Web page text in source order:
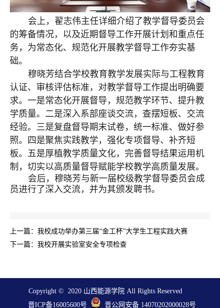
会上，翟志伟主任详细介绍了教学督导委员会
的筹备情况，以及近期督导工作开展计划和重点任
务，为常态化、规范化开展教学督导工作夯实基
础。
穆晓芳结合学校教育教学发展实际与工程教育
认证、审核评估标准，对教学督导工作提出明确要
求。一是常态化开展督导，规范教学环节、提升教
学质量。二是深入系部座谈交流，查摆短板、交流
经验。三是复盘督导期末试卷，统一标准、做好参
照。四是聚焦实践教学，强化专项督导、补齐短
板。五是厚植教学质量文化，完善督导结果运用机
制，切实以高质量督导赋能学校教学高质量发展。
会后，穆晓芳与新一届校级教学督导委员会成
员进行了深入交流，并为其颁发聘书。
上一篇： 我校成功举办第三届“金工杯”大学生工程实践大赛
下一篇： 我校开展实验室安全专项检查
Copyright © 2020 山西能源学院 All Rights Reserved
晋ICP备16005600号
晋公网安备 14070202000028号